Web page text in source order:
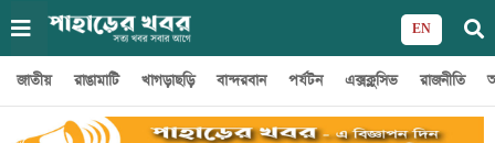
EN
জাতীয় রাঙামাটি খাগড়াছড়ি বান্দরবান পর্যটন এক্সক্লুসিভ রাজনীতি